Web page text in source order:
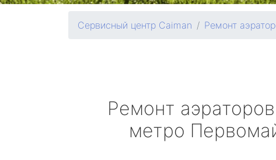
Сервисный центр Caiman Ремонт
Ремонт аэраторов
метро